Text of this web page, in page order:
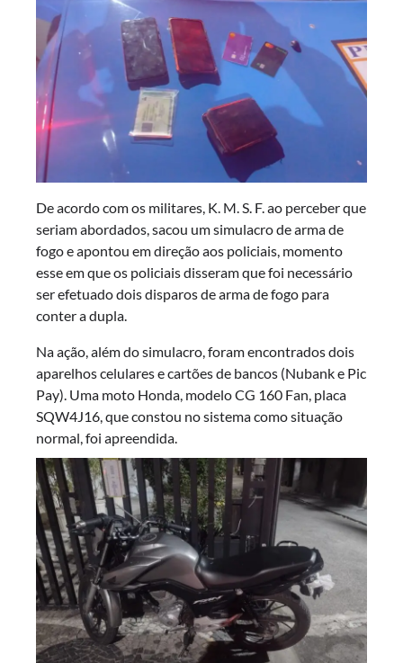
De acordo com os militares, K. M. S. F. ao perceber que
seriam abordados, sacou um simulacro de arma de
fogo e apontou em direção aos policiais, momento
esse em que os policiais disseram que foi necessário
ser efetuado dois disparos de arma de fogo para
conter a dupla.
Na ação, além do simulacro, foram encontrados dois
aparelhos celulares e cartões de bancos (Nubank e Pic
Pay). Uma moto Honda, modelo CG 160 Fan, placa
SQW4J16, que constou no sistema como situação
normal, foi apreendida.